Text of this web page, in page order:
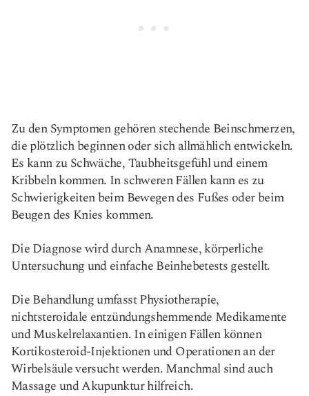
Zu den Symptomen gehören stechende Beinschmerzen,
die plötzlich beginnen oder sich allmählich entwickeln.
Es kann zu Schwäche, Taubheitsgefühl und einem
Kribbeln kommen. In schweren Fällen kann es zu
Schwierigkeiten beim Bewegen des Fußes oder beim
Beugen des Knies kommen.
Die Diagnose wird durch Anamnese, körperliche
Untersuchung und einfache Beinhebetests gestellt.
Die Behandlung umfasst Physiotherapie,
nichtsteroidale entzündungshemmende Medikamente
und Muskelrelaxantien. In einigen Fällen können
Kortikosteroid-Injektionen und Operationen an der
Wirbelsäule versucht werden. Manchmal sind auch
Massage und Akupunktur hilfreich.